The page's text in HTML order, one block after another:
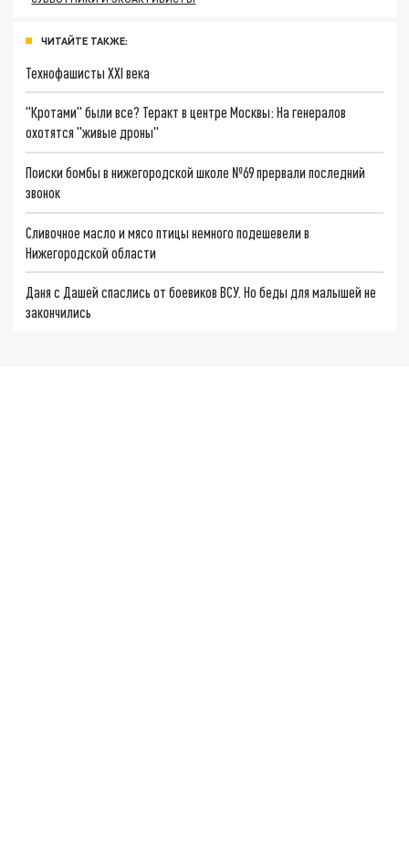
ЧИТАЙТЕ ТАКЖЕ:
Технофашисты XXI века
"Кротами" были все? Теракт в центре Москвы: На генералов
охотятся "живые дроны"
Поиски бомбы в нижегородской школе №69 прервали последний
звонок
Сливочное масло и мясо птицы немного подешевели в
Нижегородской области
Даня с Дашей спаслись от боевиков ВСУ. Но беды для малышей не
закончились